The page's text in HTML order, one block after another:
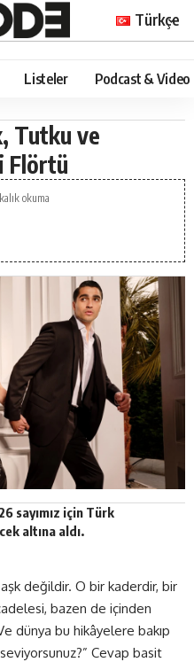
Türkçe
Listeler Podcast & Video
Tutku ve
Flörtü
okuma
sayımız için Türk
altına aldı.
değildir. O bir kaderdir, bir
bazen de içinden
dünya bu hikâyelere bakıp
Cevap basit